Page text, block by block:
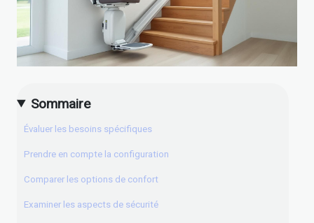
Sommaire
Évaluer les besoins spécifiques
Prendre en compte la configuration
Comparer les options de confort
Examiner les aspects de sécurité